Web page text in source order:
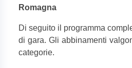
Romagna
Di seguito il programma
di gara. Gli abbinamenti
categorie.